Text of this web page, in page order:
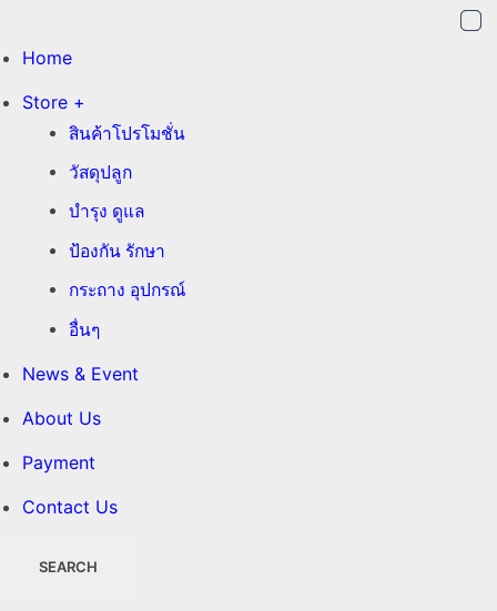
Home
Store +
สินค้าโปรโมชั่น
วัสดุปลูก
บำรุง ดูแล
ป้องกัน รักษา
กระถาง อุปกรณ์
อื่นๆ
News & Event
About Us
Payment
Contact Us
SEARCH